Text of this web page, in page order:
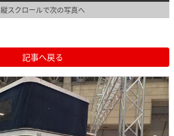
縦スクロールで次の写真へ
記事へ戻る